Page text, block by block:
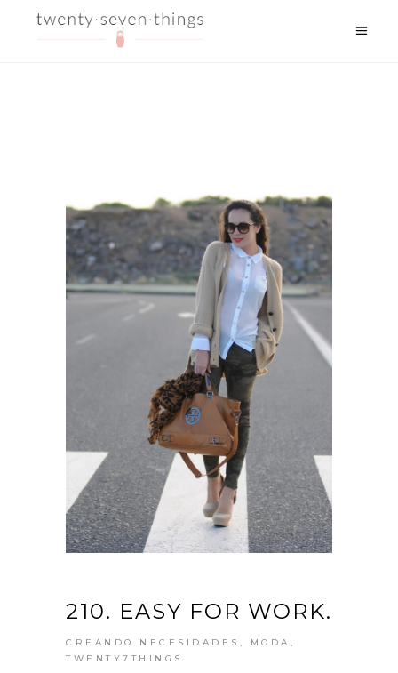
210. EASY FOR WORK.
CREANDO NECESIDADES , MODA ,
TWENTY7THINGS